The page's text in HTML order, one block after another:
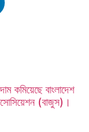
কমিয়েছে বাংলাদেশ
(বাজুস)।